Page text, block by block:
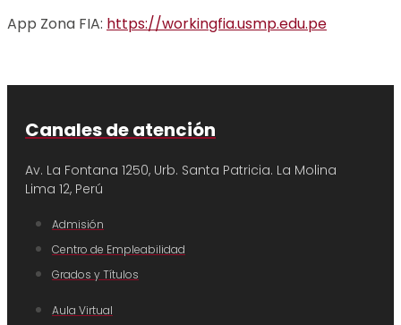
App Zona FIA: https://workingfia.usmp.edu.pe
Canales de atención
Av. La Fontana 1250, Urb. Santa Patricia. La Molina
Lima 12, Perú
Admisión
Centro de Empleabilidad
Grados y Títulos
Aula Virtual